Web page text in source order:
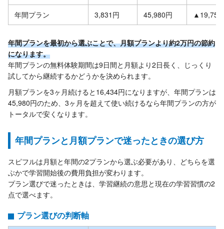
年間プラン
3,831円 45,980円 ▲19,756
年間プランを最初から選ぶことで、月額プランより約2万円の節約
になります。
年間プランの無料体験期間は9日間と月額より2日長く、じっくり
試してから継続するかどうかを決められます。
月額プランを3ヶ月続けると16,434円になりますが、年間プランは
45,980円のため、3ヶ月を超えて使い続けるなら年間プランの方が
トータルで安くなります。
年間プランと月額プランで迷ったときの選び方
スピフルは月額と年間の2プランから選ぶ必要があり、どちらを選
ぶかで学習開始後の費用負担が変わります。
プラン選びで迷ったときは、学習継続の意思と現在の学習習慣の2
点で選べます。
プラン選びの判断軸